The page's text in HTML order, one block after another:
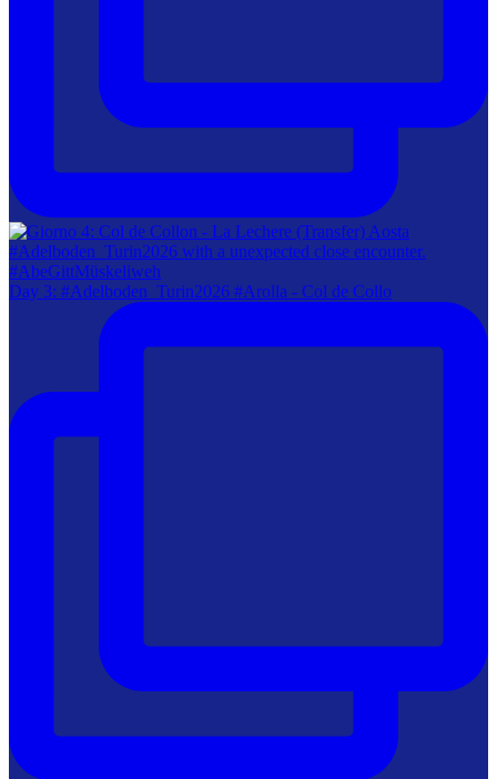
Day 3: #Adelboden_Turin2026 #Arolla - Col de Collo